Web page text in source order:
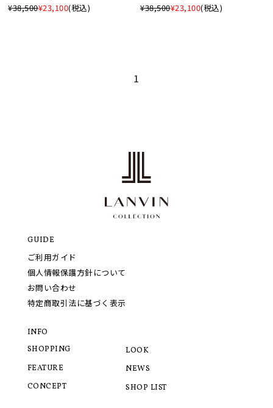
¥38,500¥23,100(税込)
¥38,500¥23,100(税込)
1
GUIDE
ご利用ガイド
個人情報保護方針について
お問い合わせ
特定商取引法に基づく表示
INFO
SHOPPING
FEATURE
CONCEPT
LOOK
NEWS
SHOP LIST